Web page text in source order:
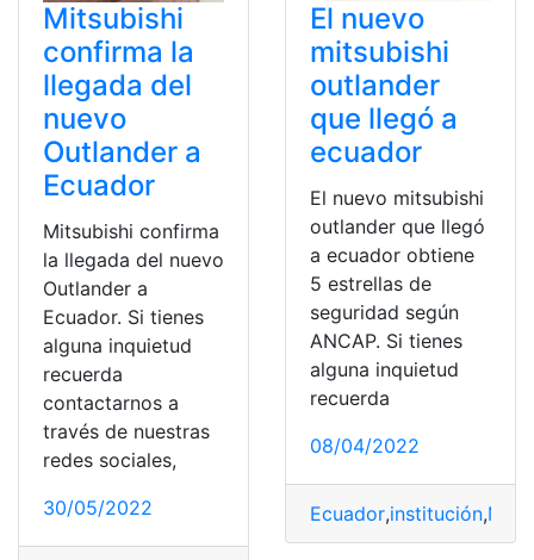
Mitsubishi
confirma la
llegada del
nuevo
Outlander a
Ecuador
Mitsubishi confirma
la llegada del nuevo
Outlander a
Ecuador. Si tienes
alguna inquietud
recuerda
contactarnos a
través de nuestras
redes sociales,
30/05/2022
El nuevo
mitsubishi
outlander
que llegó a
ecuador
El nuevo mitsubishi
outlander que llegó
a ecuador obtiene
5 estrellas de
seguridad según
ANCAP. Si tienes
alguna inquietud
recuerda
08/04/2022
Ecuador,institución,